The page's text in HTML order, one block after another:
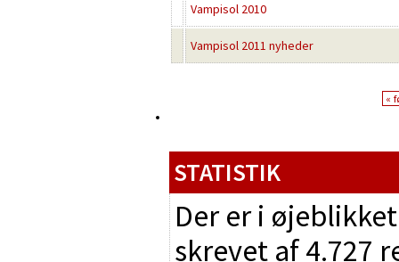
Vampisol 2010
Vampisol 2011 nyheder
«
STATISTIK
Der er i
skrevet af 4.727